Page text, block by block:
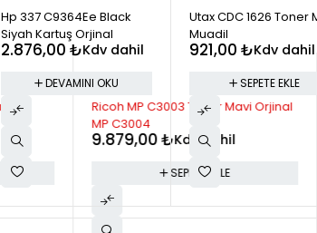
STOK YOK
Hp 337 C9364Ee Black
Siyah Kartuş Orjinal
2.876,00₺Kdv dahil
DEVAMINI OKU
Utax CDC 1626 Toner
Muadil
921,00 ₺Kdv dahil
SEPETE EKLE
Ricoh MP C3003 Toner Mavi Orjinal
MP C3004
9.879,00₺Kdv dahil
SEPETE EKLE